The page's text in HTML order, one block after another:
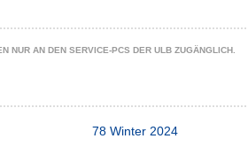
NUR AN DEN SERVICE-PCS DER ULB ZUGÄNGLICH.
78 Winter 2024